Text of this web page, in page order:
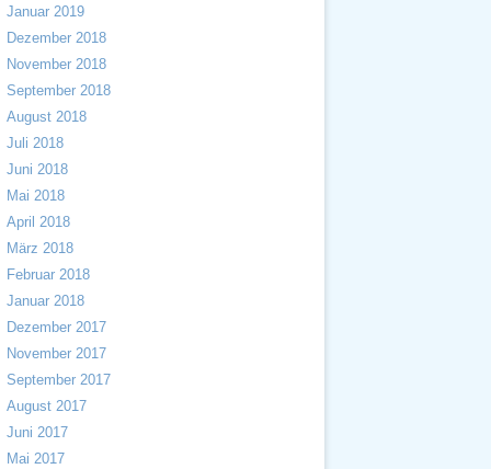
Januar 2019
Dezember 2018
November 2018
September 2018
August 2018
Juli 2018
Juni 2018
Mai 2018
April 2018
März 2018
Februar 2018
Januar 2018
Dezember 2017
November 2017
September 2017
August 2017
Juni 2017
Mai 2017